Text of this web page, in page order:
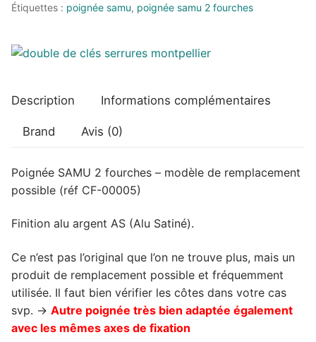
-
de
Étiquettes : poignée samu, poignée samu 2 fourches
Description Informations complémentaires
Brand Avis (0)
Poignée SAMU 2 fourches – modèle de remplacement
possible (réf CF-00005)
Finition alu argent AS (Alu Satiné).
Ce n’est pas l’original que l’on ne trouve plus, mais un
produit de remplacement possible et fréquemment
utilisée. Il faut bien vérifier les côtes dans votre cas
svp. -> Autre poignée très bien adaptée également
avec les mêmes axes de fixation